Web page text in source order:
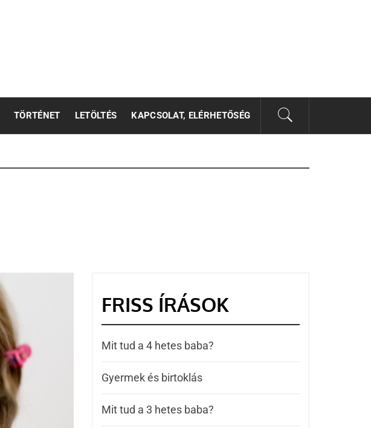
TÖRTÉNET LETÖLTÉS KAPCSOLAT, ELÉRHETŐSÉG
FRISS ÍRÁSOK
Mit tud a 4 hetes baba?
Gyermek és birtoklás
Mit tud a 3 hetes baba?